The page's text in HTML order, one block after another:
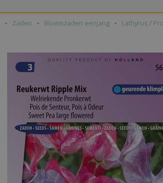
Zaden Bloemzaden eenjarig Lathyrus /